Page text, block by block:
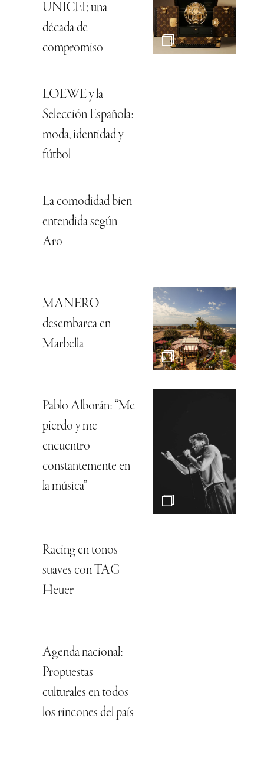
UNICEF, una
década de
compromiso
LOEWE y la
Selección Española:
moda, identidad y
fútbol
La comodidad bien
entendida según
Aro
MANERO
desembarca en
Marbella
Pablo Alborán: “Me
pierdo y me
encuentro
constantemente en
la música”
Racing en tonos
suaves con TAG
Heuer
Agenda nacional:
Propuestas
culturales en todos
los rincones del país